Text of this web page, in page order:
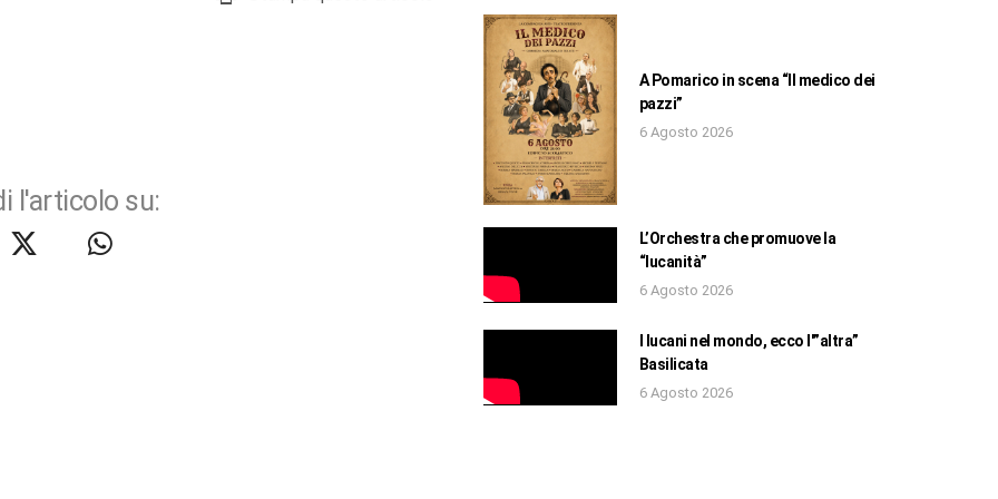
l'articolo su:
A Pomarico in scena “Il medico dei
pazzi”
6 Agosto 2026
L’Orchestra che promuove la
“lucanità”
6 Agosto 2026
I lucani nel mondo, ecco l'”altra”
Basilicata
6 Agosto 2026